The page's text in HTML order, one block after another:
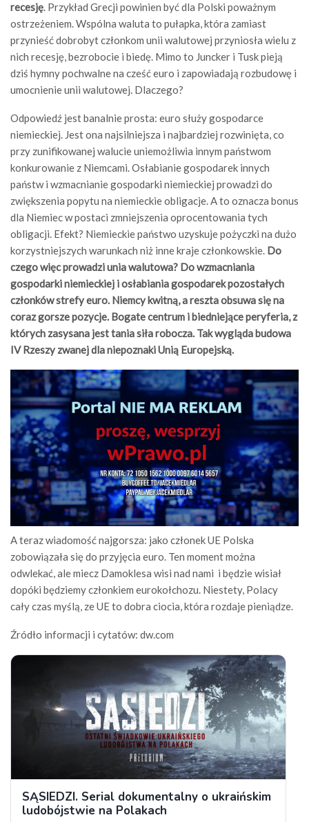
recesję. Przykład Grecji powinien być dla Polski poważnym
ostrzeżeniem. Wspólna waluta to pułapka, która zamiast
przynieść dobrobyt członkom unii walutowej przyniosła wielu z
nich recesję, bezrobocie i biedę. Mimo to Juncker i Tusk pieją
dziś hymny pochwalne na cześć euro i zapowiadają rozbudowę i
umocnienie unii walutowej. Dlaczego?
Odpowiedź jest banalnie prosta: euro służy gospodarce
niemieckiej. Jest ona najsilniejsza i najbardziej rozwinięta, co
przy zunifikowanej walucie uniemożliwia innym państwom
konkurowanie z Niemcami. Osłabianie gospodarek innych
państw i wzmacnianie gospodarki niemieckiej prowadzi do
zwiększenia popytu na niemieckie obligacje. A to oznacza bonus
dla Niemiec w postaci zmniejszenia oprocentowania tych
obligacji. Efekt? Niemieckie państwo uzyskuje pożyczki na dużo
korzystniejszych warunkach niż inne kraje członkowskie. Do
czego więc prowadzi unia walutowa? Do wzmacniania
gospodarki niemieckiej i osłabiania gospodarek pozostałych
członków strefy euro. Niemcy kwitną, a reszta obsuwa się na
coraz gorsze pozycje. Bogate centrum i biedniejące peryferia, z
których zasysana jest tania siła robocza. Tak wygląda budowa
IV Rzeszy zwanej dla niepoznaki Unią Europejską.
A teraz wiadomość najgorsza: jako członek UE Polska
zobowiązała się do przyjęcia euro. Ten moment można
odwlekać, ale miecz Damoklesa wisi nad nami i będzie wisiał
dopóki będziemy członkiem eurokołchozu. Niestety, Polacy
cały czas myślą, ze UE to dobra ciocia, która rozdaje pieniądze.
Źródło informacji i cytatów: dw.com